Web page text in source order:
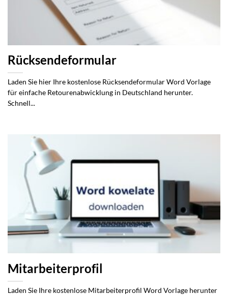
Rücksendeformular
Laden Sie hier Ihre kostenlose Rücksendeformular Word Vorlage
für einfache Retourenabwicklung in Deutschland herunter.
Schnell...
Mitarbeiterprofil
Laden Sie Ihre kostenlose Mitarbeiterprofil Word Vorlage herunter